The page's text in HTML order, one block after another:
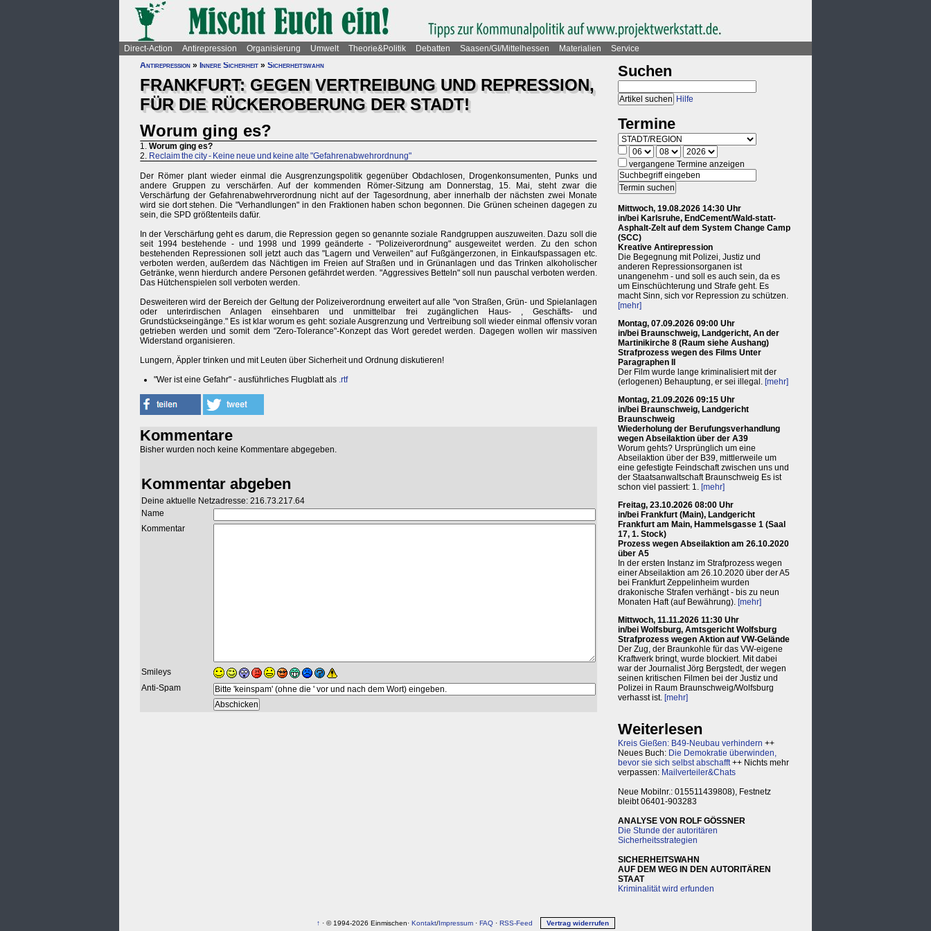
Direct-Action Antirepression Organisierung Umwelt Theorie&Politik Debatten Saasen/GI/Mittelhessen Materialien
Service
Antirepression » Innere Sicherheit » Sicherheitswahn
FRANKFURT: GEGEN VERTREIBUNG UND REPRESSION,
FÜR DIE RÜCKEROBERUNG DER STADT!
Worum ging es?
1. Worum ging es?
2. Reclaim the city - Keine neue und keine alte "Gefahrenabwehrordnung"
Der Römer plant wieder einmal die Ausgrenzungspolitik gegenüber Obdachlosen, Drogenkonsumenten, Punks und
andere Gruppen zu verschärfen. Auf der kommenden Römer-Sitzung am Donnerstag, 15. Mai, steht zwar die
Verschärfung der Gefahrenabwehrverordnung nicht auf der Tagesordnung, aber innerhalb der nächsten zwei Monate
wird sie dort stehen. Die "Verhandlungen" in den Fraktionen haben schon begonnen. Die Grünen scheinen dagegen zu
sein, die SPD größtenteils dafür.
In der Verschärfung geht es darum, die Repression gegen so genannte soziale Randgruppen auszuweiten. Dazu soll die
seit 1994 bestehende - und 1998 und 1999 geänderte - "Polizeiverordnung" ausgeweitet werden. Zu den schon
bestehenden Repressionen soll jetzt auch das "Lagern und Verweilen" auf Fußgängerzonen, in Einkaufspassagen etc.
verboten werden, außerdem das Nächtigen im Freien auf Straßen und in Grünanlagen und das Trinken alkoholischer
Getränke, wenn hierdurch andere Personen gefährdet werden. "Aggressives Betteln" soll nun pauschal verboten werden.
Das Hütchenspielen soll verboten werden.
Desweiteren wird der Bereich der Geltung der Polizeiverordnung erweitert auf alle "von Straßen, Grün- und Spielanlagen
oder unterirdischen Anlagen einsehbaren und unmittelbar frei zugänglichen Haus- , Geschäfts- und
Grundstückseingänge." Es ist klar worum es geht: soziale Ausgrenzung und Vertreibung soll wieder einmal offensiv voran
getrieben werden und somit dem "Zero-Tolerance"-Konzept das Wort geredet werden. Dagegen wollen wir massiven
Widerstand organisieren.
Lungern, Äppler trinken und mit Leuten über Sicherheit und Ordnung diskutieren!
"Wer ist eine Gefahr" - ausführliches Flugblatt als .rtf
Kommentare
Bisher wurden noch keine Kommentare abgegeben.
Kommentar abgeben
Deine aktuelle Netzadresse: 216.73.217.64
Name
Kommentar
Smileys
Anti-Spam
Suchen
Hilfe
Termine
vergangene Termine anzeigen
Mittwoch, 19.08.2026 14:30 Uhr
in/bei Karlsruhe, EndCement/Wald-statt-
Asphalt-Zelt auf dem System Change Camp
(SCC)
Kreative Antirepression
Die Begegnung mit Polizei, Justiz und
anderen Repressionsorganen ist
unangenehm - und soll es auch sein, da es
um Einschüchterung und Strafe geht. Es
macht Sinn, sich vor Repression zu schützen.
[mehr]
Montag, 07.09.2026 09:00 Uhr
in/bei Braunschweig, Landgericht, An der
Martinikirche 8 (Raum siehe Aushang)
Strafprozess wegen des Films Unter
Paragraphen II
Der Film wurde lange kriminalisiert mit der
(erlogenen) Behauptung, er sei illegal. [mehr]
Montag, 21.09.2026 09:15 Uhr
in/bei Braunschweig, Landgericht
Braunschweig
Wiederholung der Berufungsverhandlung
wegen Abseilaktion über der A39
Worum gehts? Ursprünglich um eine
Abseilaktion über der B39, mittlerweile um
eine gefestigte Feindschaft zwischen uns und
der Staatsanwaltschaft Braunschweig Es ist
schon viel passiert: 1. [mehr]
Freitag, 23.10.2026 08:00 Uhr
in/bei Frankfurt (Main), Landgericht
Frankfurt am Main, Hammelsgasse 1 (Saal
17, 1. Stock)
Prozess wegen Abseilaktion am 26.10.2020
über A5
In der ersten Instanz im Strafprozess wegen
einer Abseilaktion am 26.10.2020 über der A5
bei Frankfurt Zeppelinheim wurden
drakonische Strafen verhängt - bis zu neun
Monaten Haft (auf Bewährung). [mehr]
Mittwoch, 11.11.2026 11:30 Uhr
in/bei Wolfsburg, Amtsgericht Wolfsburg
Strafprozess wegen Aktion auf VW-Gelände
Der Zug, der Braunkohle für das VW-eigene
Kraftwerk bringt, wurde blockiert. Mit dabei
war der Journalist Jörg Bergstedt, der wegen
seinen kritischen Filmen bei der Justiz und
Polizei in Raum Braunschweig/Wolfsburg
verhasst ist. [mehr]
Weiterlesen
Kreis Gießen: B49-Neubau verhindern ++
Neues Buch: Die Demokratie überwinden,
bevor sie sich selbst abschafft++ Nichts mehr
verpassen: Mailverteiler&Chats
Neue Mobilnr.: 015511439808), Festnetz
bleibt 06401-903283
ANALYSE VON ROLF GÖSSNER
Die Stunde der autoritären
Sicherheitsstrategien
SICHERHEITSWAHN
AUF DEM WEG IN DEN AUTORITÄREN
STAAT
Kriminalität wird erfunden
↑ · © 1994-2026 Einmischen· Kontakt/Impressum· FAQ· RSS-Feed Vertrag widerrufen